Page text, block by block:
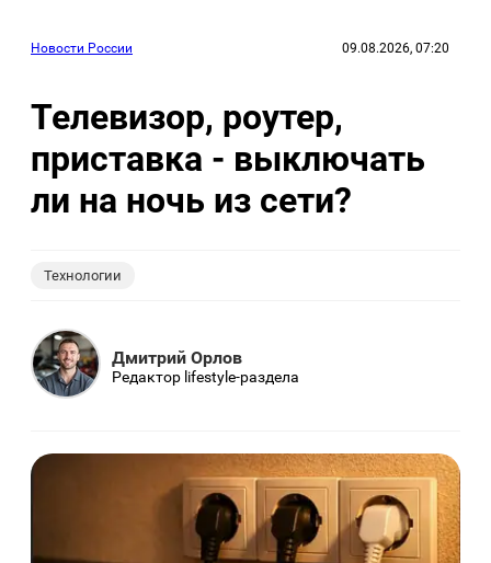
Новости России 09.08.2026, 07:20
Телевизор, роутер,
приставка - выключать
ли на ночь из сети?
Технологии
Дмитрий Орлов
Редактор lifestyle-раздела